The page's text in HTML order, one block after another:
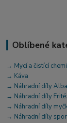
Oblíbené
→ Mycí a čistící
→ Káva
→ Náhradní díly
→ Náhradní díly
→ Náhradní díly
→ Náhradní díly